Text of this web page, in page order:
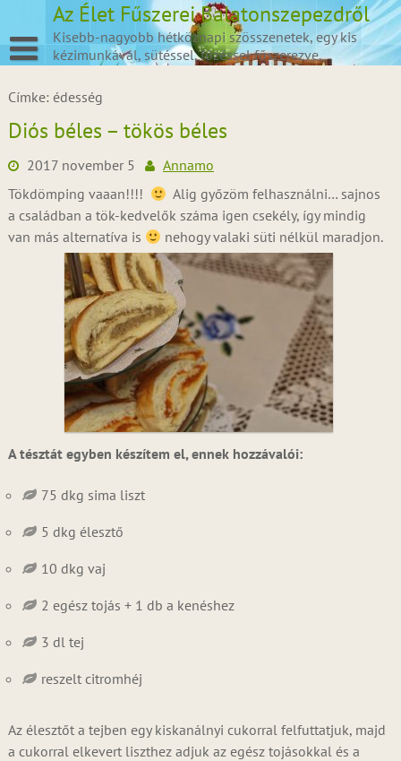
content
Az Élet Fűszerei Balatonszepezdről
Kisebb-nagyobb hétköznapi szösszenetek, egy kis
kézimunkával, sütéssel, főzéssel fűszerezve.
Címke: édesség
Diós béles – tökös béles
2017 november 5
Annamo
Tökdömping vaaan!!!!
Alig győzöm felhasználni… sajnos
a családban a tök-kedvelők száma igen csekély, így mindig
van más alternatíva is
nehogy valaki süti nélkül maradjon.
A tésztát egyben készítem el, ennek hozzávalói:
75 dkg sima liszt
5 dkg élesztő
10 dkg vaj
2 egész tojás + 1 db a kenéshez
3 dl tej
reszelt citromhéj
Az élesztőt a tejben egy kiskanálnyi cukorral felfuttatjuk, majd
a cukorral elkevert liszthez adjuk az egész tojásokkal és a